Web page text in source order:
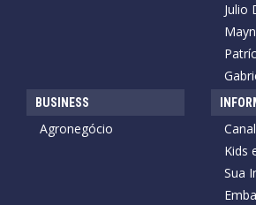
Julio
BUSINESS
Agronegócio
Kids
Sua